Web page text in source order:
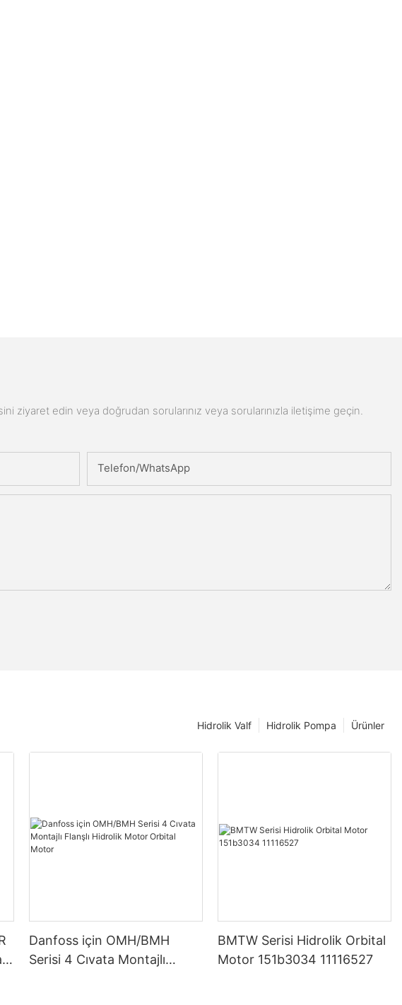
ziyaret edin veya doğrudan sorularınız veya sorularınızla iletişime geçin.
Telefon/WhatsApp
Ürünler
Hidrolik Pompa
Hidrolik Valf
Danfoss için OMH/BMH
Serisi 4 Cıvata Montajlı
BMTW Serisi Hidrolik Orbital
Motor 151b3034 11116527